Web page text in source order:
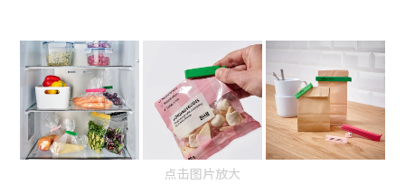
点击图片放大